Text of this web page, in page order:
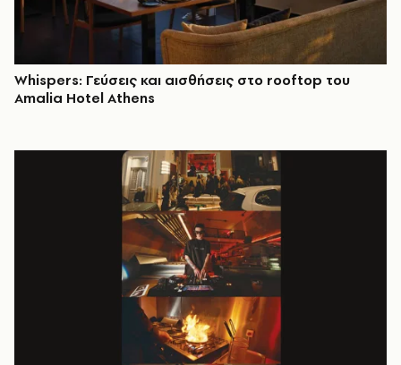
Whispers: Γεύσεις και αισθήσεις στο rooftop του
Amalia Hotel Athens